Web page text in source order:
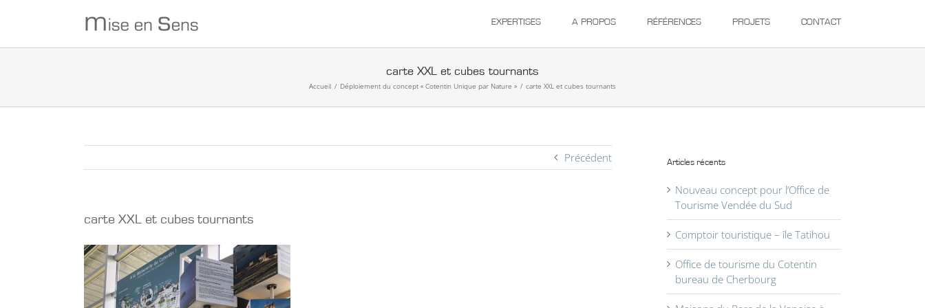
EXPERTISES A PROPOS RÉFÉRENCES PROJETS CONTACT
carte XXL et cubes tournants
Accueil / Déploiement du concept « Cotentin Unique par Nature » / carte XXL et cubes tournants
Précédent
carte XXL et cubes tournants
Articles récents
Nouveau concept pour l’Office de
Tourisme Vendée du Sud
Comptoir touristique – île Tatihou
Office de tourisme du Cotentin
bureau de Cherbourg